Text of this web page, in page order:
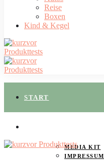
Reise
Boxen
Kind & Kegel
START
MEDIA KIT
IMPRESSUM